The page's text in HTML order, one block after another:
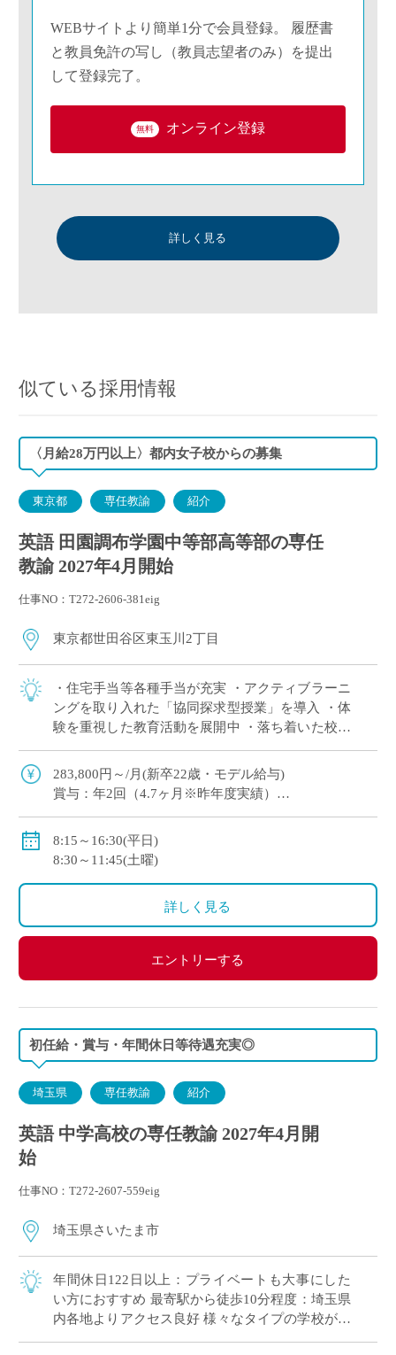
WEBサイトより簡単1分で会員登録。 履歴書
と教員免許の写し（教員志望者のみ）を提出
して登録完了。
無料 オンライン登録
詳しく見る
似ている採用情報
〈月給28万円以上〉都内女子校からの募集
東京都 専任教諭 紹介
英語 田園調布学園中等部高等部の専任
教諭 2027年4月開始
仕事NO：T272-2606-381eig
東京都世田谷区東玉川2丁目
・住宅手当等各種手当が充実 ・アクティブラーニ
ングを取り入れた「協同探求型授業」を導入 ・体
験を重視した教育活動を展開中 ・落ち着いた校風
で長くご勤務している先生が多い学校
283,800円～/月(新卒22歳・モデル給与)
賞与：年2回（4.7ヶ月※昨年度実績）
住宅手当等諸手当、賞与あり、私学共済加入
交通費別途支給
8:15～16:30(平日)
8:30～11:45(土曜)
詳しく見る
エントリーする
初任給・賞与・年間休日等待遇充実◎
埼玉県 専任教諭 紹介
英語 中学高校の専任教諭 2027年4月開
始
仕事NO：T272-2607-559eig
埼玉県さいたま市
年間休日122日以上：プライベートも大事にした
い方におすすめ 最寄駅から徒歩10分程度：埼玉県
内各地よりアクセス良好 様々なタイプの学校があ
ります！